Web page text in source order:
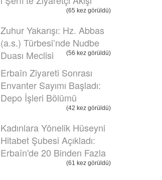
(65 kez görüldü)
Zuhur Yakarışı: Hz. Abbas
(a.s.) Türbesi’nde Nudbe
Duası Meclisi
(56 kez görüldü)
Erbaîn Ziyareti Sonrası
Envanter Sayımı Başladı:
Depo İşleri Bölümü
(42 kez görüldü)
Kadınlara Yönelik Hüseyni
Hitabet Şubesi Açıkladı:
Erbaîn'de 20 Binden Fazla
(61 kez görüldü)